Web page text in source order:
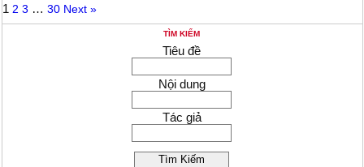
1 2 3 … 30 Next »
TÌM KIẾM
Tiêu đề
Nội dung
Tác giả